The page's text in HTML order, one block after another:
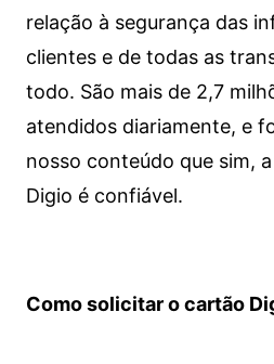
relação à segurança das
clientes e de todas as
todo. São mais de 2,7
atendidos diariamente, e
nosso conteúdo que sim,
Digio é confiável.
Como solicitar o cartão